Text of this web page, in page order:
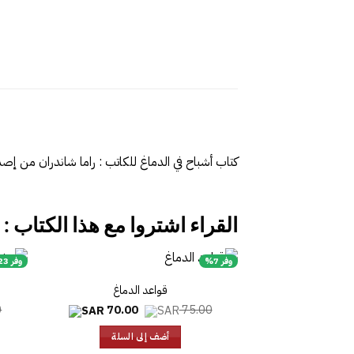
كتاب أشباح في الدماغ للكاتب : راما شاندران من
القراء اشتروا مع هذا الكتاب :
وفر 7%
قواعد الدماغ
75.00
السعر
هو:
75.00.
70.00 السعر
الحالي
أضف إلى السلة
وفر 23%